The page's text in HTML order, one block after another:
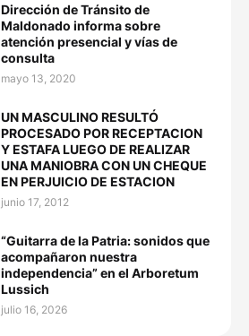
Dirección de Tránsito de
Maldonado informa sobre
atención presencial y vías de
consulta
mayo 13, 2020
UN MASCULINO RESULTÓ
PROCESADO POR RECEPTACION
Y ESTAFA LUEGO DE REALIZAR
UNA MANIOBRA CON UN CHEQUE
EN PERJUICIO DE ESTACION
junio 17, 2012
“Guitarra de la Patria: sonidos que
acompañaron nuestra
independencia” en el Arboretum
Lussich
julio 16, 2026